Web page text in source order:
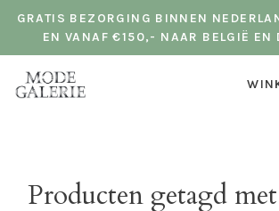
GRATIS BEZORGING BINNEN
EN VANAF €150,- NAAR BELGIË EN
Producten getagd